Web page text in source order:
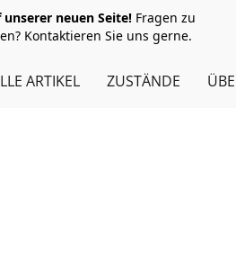
neuen Seite! Fragen zu
Kontaktieren Sie uns gerne.
ARTIKEL ZUSTÄNDE